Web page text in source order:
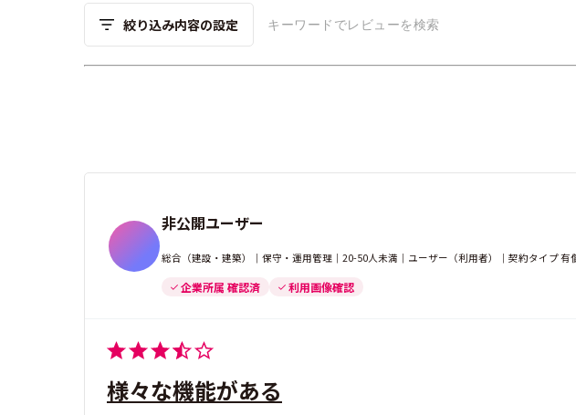
絞り込み内容の設定
非公開ユーザー
総合（建設・建築）｜保守・運用管理｜20-50人未満｜ユーザー（利用者）｜契約タイプ 有
企業所属 確認済 利用画像確認
様々な機能がある